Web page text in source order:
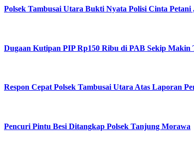
Polsek Tambusai Utara Bukti Nyata Polisi Cinta
Dugaan Kutipan PIP Rp150 Ribu di PAB Sekip Makin
Respon Cepat Polsek Tambusai Utara Atas Laporan
Pencuri Pintu Besi Ditangkap Polsek Tanjung Morawa